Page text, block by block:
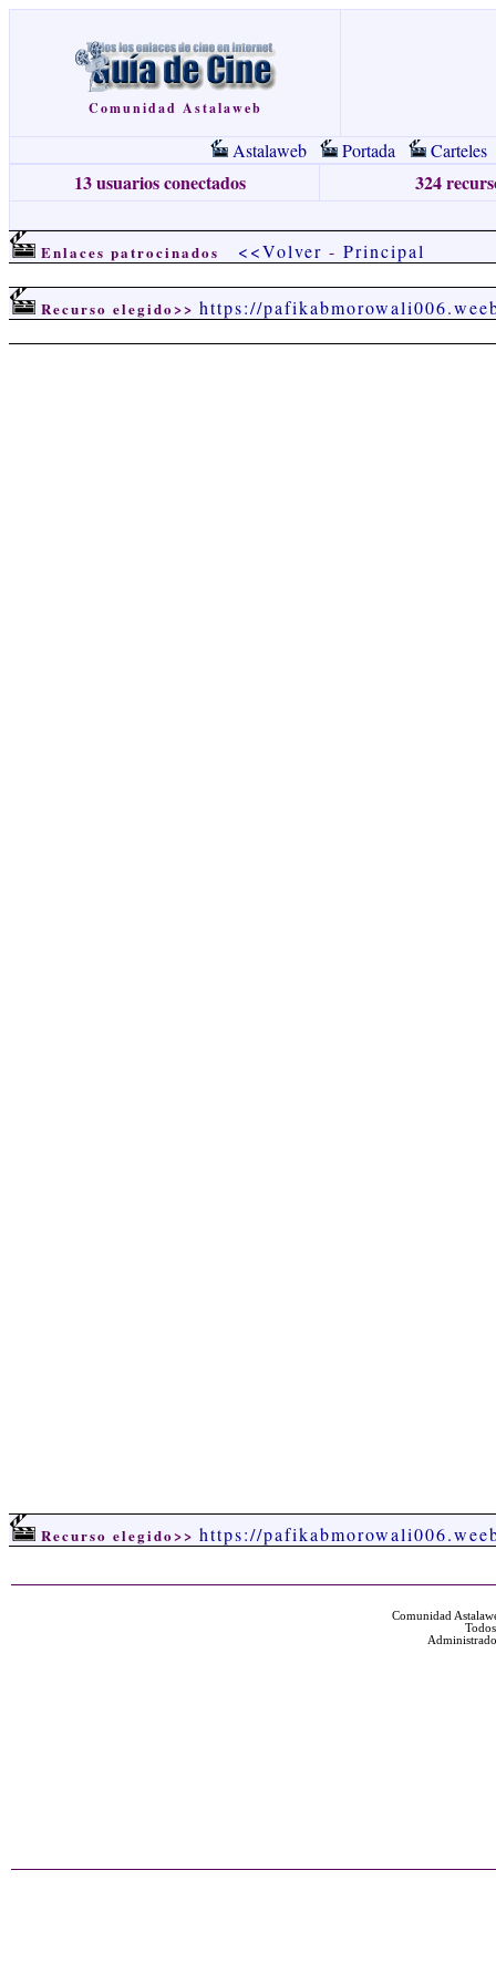
Comunidad Astalaweb
Astalaweb Portada Carteles
13 usuarios conectados 324
Enlaces patrocinados <<Volver - Principal
Recurso elegido>> https://
Recurso elegido>> https://
Comunidad